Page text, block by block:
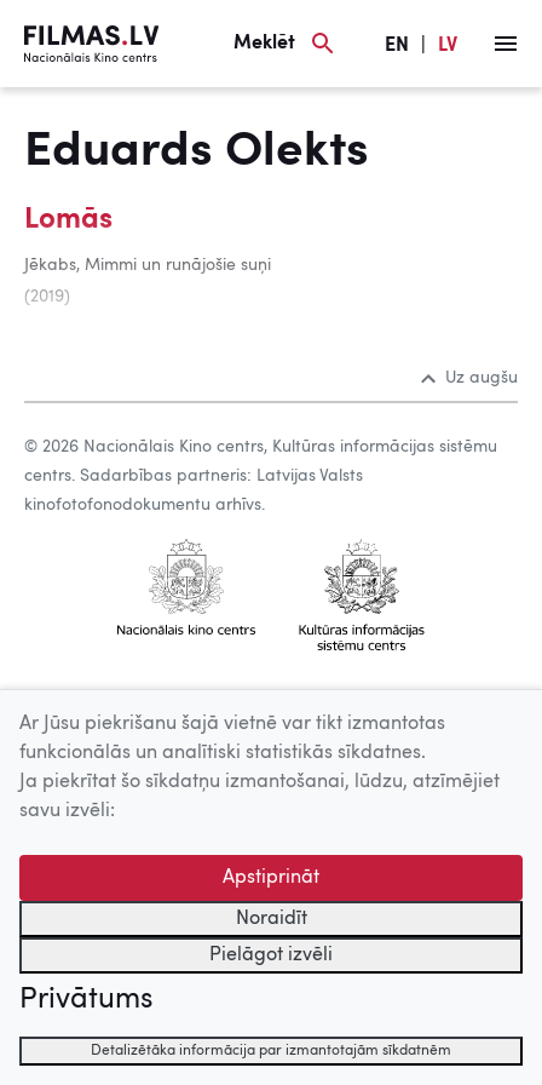
Meklēt EN LV
Eduards Olekts
Lomās
Jēkabs, Mimmi un runājošie suņi
(2019)
Uz augšu
© 2026 Nacionālais Kino centrs, Kultūras informācijas sistēmu
centrs. Sadarbības partneris: Latvijas Valsts
kinofotofonodokumentu arhīvs.
Ar Jūsu piekrišanu šajā vietnē var tikt izmantotas
funkcionālās un analītiski statistikās sīkdatnes.
Ja piekrītat šo sīkdatņu izmantošanai, lūdzu, atzīmējiet
savu izvēli:
Apstiprināt
Noraidīt
Pielāgot izvēli
Privātums
Detalizētāka informācija par izmantotajām sīkdatnēm